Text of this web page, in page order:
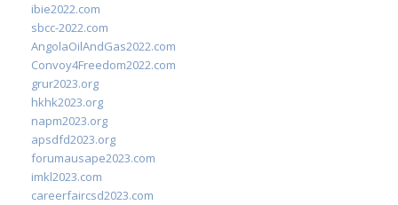
ibie2022.com
sbcc-2022.com
AngolaOilAndGas2022.com
Convoy4Freedom2022.com
grur2023.org
hkhk2023.org
napm2023.org
apsdfd2023.org
forumausape2023.com
imkl2023.com
careerfaircsd2023.com